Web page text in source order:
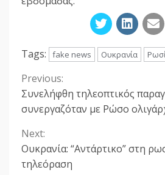
Tags: fake news Ουκρανία
Continue
Reading
Previous:
Συνελήφθη τηλεοπτικός
συνεργαζόταν με Ρώσο
Next:
Ουκρανία: “Αντάρτικο” στη
τηλεόραση